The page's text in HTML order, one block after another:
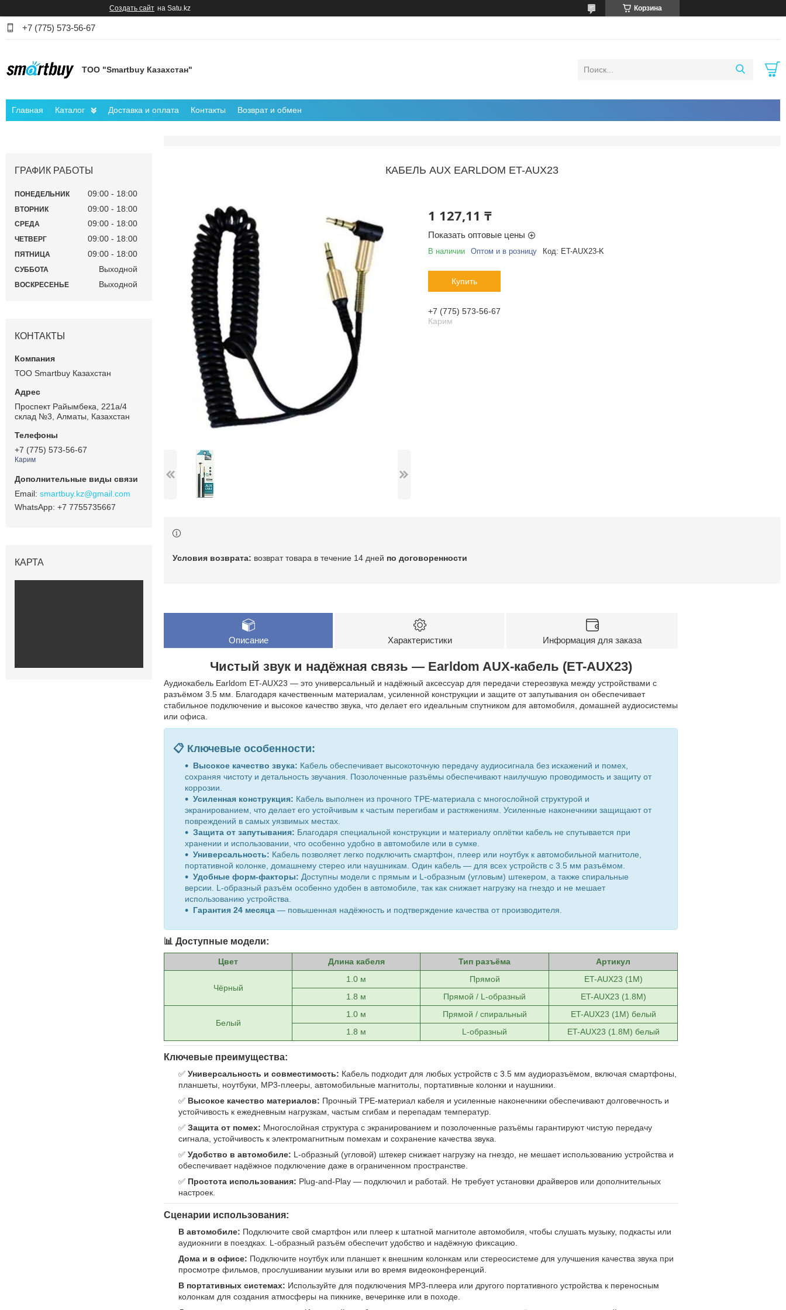
Создать сайт на Satu.kz Корзина
+7 (775) 573-56-67
ТОО "Smartbuy Казахстан"
Главная Каталог Доставка и оплата Контакты Возврат и обмен
КАБЕЛЬ AUX EARLDOM ET-AUX23
1 127,11 ₸
Показать оптовые цены
В наличии Оптом и в розницу Код: ET-AUX23-K
Купить
+7 (775) 573-56-67
Карим
возврат товара в течение 14 дней по договоренности
Описание Характеристики Информация для заказа
Чистый звук и надёжная связь — Earldom AUX-кабель (ET-AUX23)
Аудиокабель Earldom ET-AUX23 — это универсальный и надёжный аксессуар для передачи стереозвука между устройствами с
разъёмом 3.5 мм. Благодаря качественным материалам, усиленной конструкции и защите от запутывания он обеспечивает
стабильное подключение и высокое качество звука, что делает его идеальным спутником для автомобиля, домашней аудиосистемы
или офиса.
📋 Ключевые особенности:
Высокое качество звука: Кабель обеспечивает высокоточную передачу аудиосигнала без искажений и помех,
сохраняя чистоту и детальность звучания. Позолоченные разъёмы обеспечивают наилучшую проводимость и защиту от
коррозии.
Усиленная конструкция: Кабель выполнен из прочного TPE-материала с многослойной структурой и
экранированием, что делает его устойчивым к частым перегибам и растяжениям. Усиленные наконечники защищают от
повреждений в самых уязвимых местах.
Защита от запутывания: Благодаря специальной конструкции и материалу оплётки кабель не спутывается при
хранении и использовании, что особенно удобно в автомобиле или в сумке.
Универсальность: Кабель позволяет легко подключить смартфон, плеер или ноутбук к автомобильной магнитоле,
портативной колонке, домашнему стерео или наушникам. Один кабель — для всех устройств с 3.5 мм разъёмом.
Удобные форм-факторы: Доступны модели с прямым и L-образным (угловым) штекером, а также спиральные
версии. L-образный разъём особенно удобен в автомобиле, так как снижает нагрузку на гнездо и не мешает
использованию устройства.
Гарантия 24 месяца — повышенная надёжность и подтверждение качества от производителя.
📊 Доступные модели:
Цвет Длина кабеля Тип разъёма Артикул
Чёрный
1.0 м Прямой
ET-AUX23 (1M)
1.8 м
Прямой / L-образный ET-AUX23 (1.8M)
Белый
1.0 м Прямой / спиральный
ET-AUX23 (1M) белый
1.8 м
L-образный ET-AUX23 (1.8M) белый
Ключевые преимущества:
✅ Универсальность и совместимость: Кабель подходит для любых устройств с 3.5 мм аудиоразъёмом, включая смартфоны,
планшеты, ноутбуки, MP3-плееры, автомобильные магнитолы, портативные колонки и наушники.
✅ Высокое качество материалов: Прочный TPE-материал кабеля и усиленные наконечники обеспечивают долговечность и
устойчивость к ежедневным нагрузкам, частым сгибам и перепадам температур.
✅ Защита от помех: Многослойная структура с экранированием и позолоченные разъёмы гарантируют чистую передачу
сигнала, устойчивость к электромагнитным помехам и сохранение качества звука.
✅ Удобство в автомобиле: L-образный (угловой) штекер снижает нагрузку на гнездо, не мешает использованию устройства и
обеспечивает надёжное подключение даже в ограниченном пространстве.
✅ Простота использования: Plug-and-Play — подключил и работай. Не требует установки драйверов или дополнительных
настроек.
Сценарии использования:
В автомобиле: Подключите свой смартфон или плеер к штатной магнитоле автомобиля, чтобы слушать музыку, подкасты или
аудиокниги в поездках. L-образный разъём обеспечит удобство и надёжную фиксацию.
Дома и в офисе: Подключите ноутбук или планшет к внешним колонкам или стереосистеме для улучшения качества звука при
просмотре фильмов, прослушивании музыки или во время видеоконференций.
В портативных системах: Используйте для подключения MP3-плеера или другого портативного устройства к переносным
колонкам для создания атмосферы на пикнике, вечеринке или в походе.
ГРАФИК РАБОТЫ
ПОНЕДЕЛЬНИК 09:00 18:00
ВТОРНИК 09:00 18:00
СРЕДА 09:00 18:00
ЧЕТВЕРГ 09:00 18:00
ПЯТНИЦА 09:00 18:00
СУББОТА Выходной
ВОСКРЕСЕНЬЕ Выходной
КОНТАКТЫ
ТОО Smartbuy Казахстан
Проспект Райымбека, 221а/4
склад №3, Алматы, Казахстан
+7 (775) 573-56-67
Карим
smartbuy.kz@gmail.com
+7 7755735667
КАРТА